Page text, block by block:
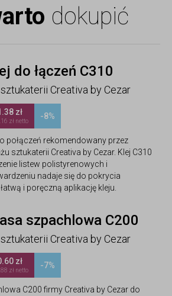
dokupić
do łączeń C310
Creativa by Cezar
zł
zł netto
-8%
połączeń rekomendowany przez
sztukaterii Creativa by Cezar. Klej C310
listew polistyrenowych i
nadaje się do pokrycia
i poręczną aplikację kleju.
szpachlowa C200
Creativa by Cezar
zł
zł netto
-7%
C200 firmy Creativa by Cezar do